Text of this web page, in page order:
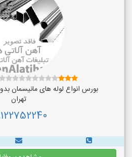
بورس انواع لوله های مانیسمان
تهران